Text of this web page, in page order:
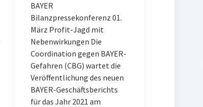
BAYER
Bilanzpressekonferenz 01.
März Profit-Jagd mit
Nebenwirkungen Die
Coordination gegen BAYER-
Gefahren (CBG) wartet die
Veröffentlichung des neuen
BAYER-Geschäftsberichts
für das Jahr 2021 am